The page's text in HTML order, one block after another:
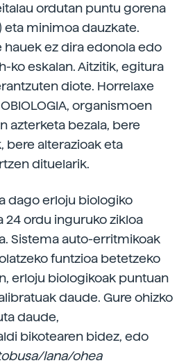
ordutan puntu gorena
eta minimoa dauzkate.
hauek ez dira edonola edo
ko eskalan. Aitzitik, egitura
diote. Horrelaxe
organismoen
azterketa bezala, bere
bere alterazioak eta
dituelarik.
dago erloju biologiko
24 ordu inguruko zikloa
Sistema auto-erritmikoak
funtzioa betetzeko
erloju biologikoak puntuan
daude. Gure ohizko
daude,
bikotearen bidez, edo
lana/ohea